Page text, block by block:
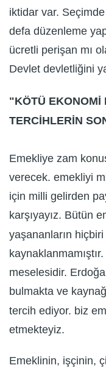
iktidar var.
defa düzenleme
ücretli perişan mı
Devlet devletliğini
"KÖTÜ EKONOMİ
TERCİHLERİN
Emekliye zam
verecek. emekliyi
için milli gelirden
karşıyayız. Bütün
yaşananların
meselesidir.
bulmakta ve
tercih ediyor. biz
etmekteyiz.
Emeklinin, işçinin,